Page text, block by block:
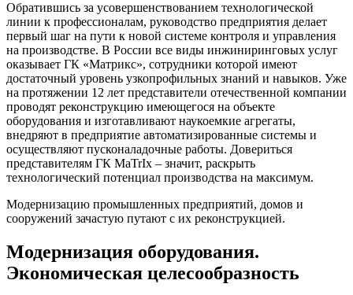
Обратившись за усовершенствованием технологической
линии к профессионалам, руководство предприятия делает
первый шаг на пути к новой системе контроля и управления
на производстве. В России все виды инжиниринговых услуг
оказывает ГК «Матрикс», сотрудники которой имеют
достаточный уровень узкопрофильных знаний и навыков. Уже
на протяжении 12 лет представители отечественной компании
проводят реконструкцию имеющегося на объекте
оборудования и изготавливают наукоемкие агрегаты,
внедряют в предприятие автоматизированные системы и
осуществляют пусконаладочные работы. Довериться
представителям ГК MaTrIx – значит, раскрыть
технологический потенциал производства на максимум.
Модернизацию промышленных предприятий, домов и
сооружений зачастую путают с их реконструкцией.
Модернизация оборудования.
Экономическая целесообразность